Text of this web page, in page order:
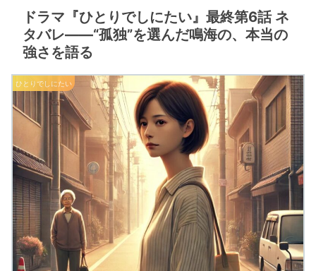
ドラマ『ひとりでしにたい』最終第6話 ネ
タバレ――“孤独”を選んだ鳴海の、本当の
強さを語る
ひとりでしにたい